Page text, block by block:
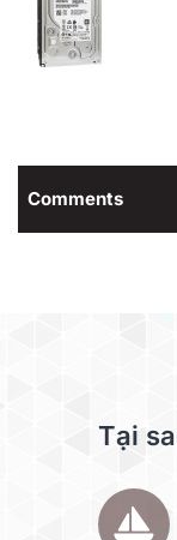
Comments
Tại